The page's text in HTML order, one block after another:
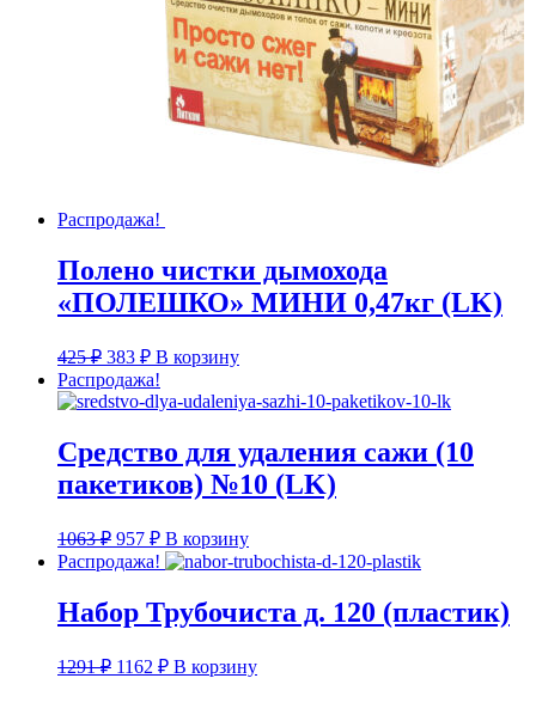
Распродажа!
Полено чистки дымохода
«ПОЛЕШКО» МИНИ 0,47кг (LK)
425₽ Первоначальная
цена
составляла
383 ₽Текущая
цена:
383 ₽.
В корзину
Распродажа!
Средство для удаления сажи (10
пакетиков) №10 (LK)
1063₽ Первоначальная
цена
составляла
1063 ₽.
957 ₽Текущая
цена:
В корзину
Распродажа!
Набор Трубочиста д. 120 (пластик)
1291₽ Первоначальная
1162 ₽Текущая
цена:
В корзину